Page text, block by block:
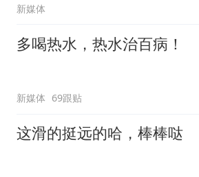
新媒体
多喝热水，热水治百病！
新媒体 69跟贴
这滑的挺远的哈，棒棒哒